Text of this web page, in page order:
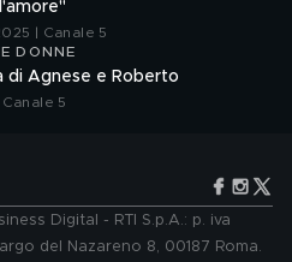
| Canale 5
DONNE
di Agnese e Roberto
5
Digital - RTI S.p.A.: p. iva
del Nazareno 8, 00187 Roma.